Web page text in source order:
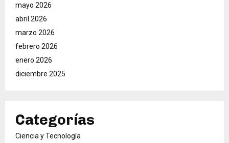
mayo 2026
abril 2026
marzo 2026
febrero 2026
enero 2026
diciembre 2025
Categorías
Ciencia y Tecnología